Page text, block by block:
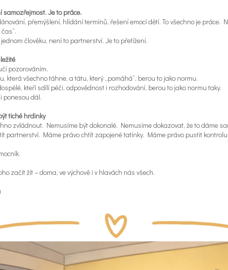
samozřejmost. Je to práce.
přemýšlení, hlídání termínů, řešení emocí dětí. To všechno je práce.
člověku, není to partnerství. Je to přetížení.
pozorováním.
která všechno táhne, a tátu, který „pomáhá“, berou to jako normu.
kteří sdílí péči, odpovědnost i rozhodování, berou to jako normu taky.
ponesou dál.
tiché hrdinky
zvládnout. Nemusíme být dokonalé. Nemusíme dokazovat, že to dáme
partnerství. Máme právo chtít zapojené tatínky. Máme právo pustit
začít žít – doma, ve výchově i v hlavách nás všech.